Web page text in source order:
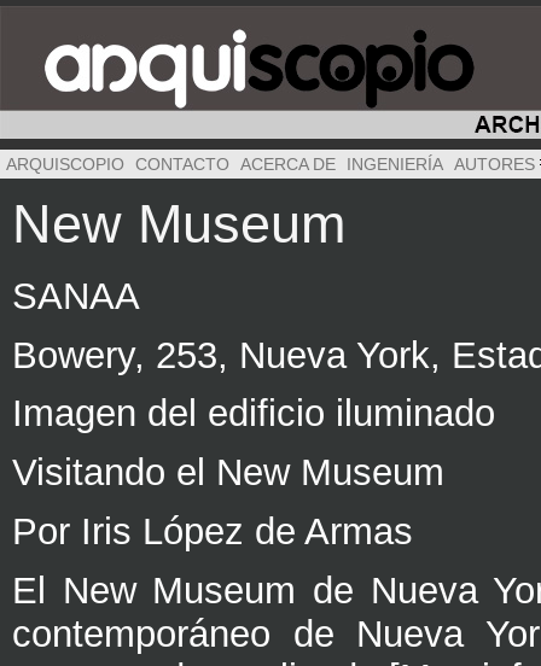
ARQUISCOPIO CONTACTO ACERCA DE INGENIERÍA AUTORES
New Museum
SANAA
Bowery, 253, Nueva York,
Imagen del edificio iluminado
Visitando el New Museum
Por Iris López de Armas
El New Museum de Nueva
contemporáneo de Nueva